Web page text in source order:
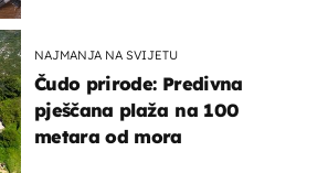
NAJMANJA NA SVIJETU
Čudo prirode: Predivna
pješčana plaža na 100
metara od mora